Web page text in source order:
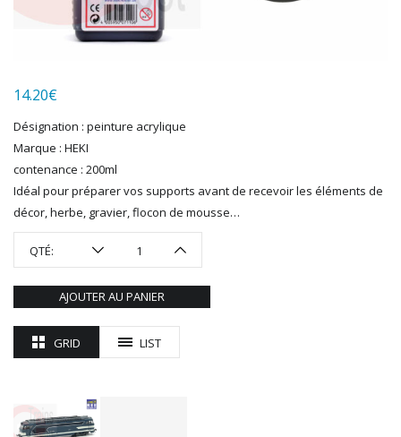
JOUEF
KOLIBRI
MAKETTE
MARLKIN
MKD
NOREV
NOVATEUR MODELES
PECO
PG mini
PIKO
PREISER
R37
RÉGIONS ET COMPAGNIES
14.20€
Désignation : peinture acrylique
Marque : HEKI
contenance : 200ml
Idéal pour préparer vos supports avant de recevoir les éléments de
décor, herbe, gravier, flocon de mousse…
QTÉ:
AJOUTER AU PANIER
GRID LIST